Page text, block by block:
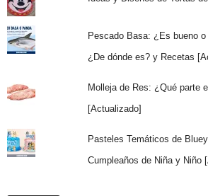
Pescado Basa: ¿Es bueno
¿De dónde es? y Recetas
Molleja de Res: ¿Qué parte
[Actualizado]
Pasteles Temáticos de
Cumpleaños de Niña y Niño